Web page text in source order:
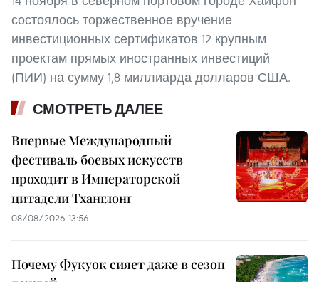
состоялось торжественное вручение
инвестиционных сертификатов 12 крупным
проектам прямых иностранных инвестиций
(ПИИ) на сумму 1,8 миллиарда долларов США.
СМОТРЕТЬ ДАЛЕЕ
Впервые Международный
фестиваль боевых искусств
проходит в Императорской
цитадели Тханглонг
08/08/2026 13:56
Почему Фукуок сияет даже в сезон